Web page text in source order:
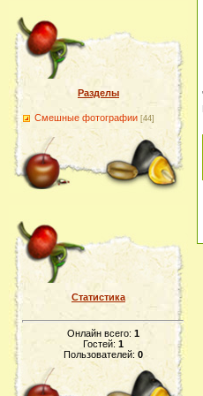
Разделы
Смешные фотографии [44]
Статистика
Онлайн всего: 1
Гостей: 1
Пользователей: 0